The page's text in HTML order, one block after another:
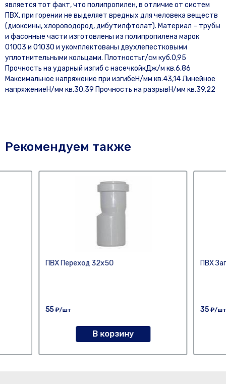
является тот факт, что полипропилен, в отличие от систем
ПВХ, при горении не выделяет вредных для человека веществ
(диоксины, хлороводород, дибутилфтолат). Материал – трубы
и фасонные части изготовлены из полипропилена марок
01003 и 01030 и укомплектованы двухлепестковыми
уплотнительными кольцами. Плотностьг/см куб.0,95
Прочность на ударный изгиб с насечкойкДж/м кв.6,86
Максимальное напряжение при изгибеН/мм кв.43,14 Линейное
напряжениеН/мм кв.30,39 Прочность на разрывН/мм кв.39,22
Рекомендуем также
ПВХ Переход 32х50
55₽/шт
В корзину
ПВХ
35 ₽/